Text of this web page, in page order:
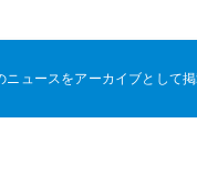
ニュースをアーカイブとして